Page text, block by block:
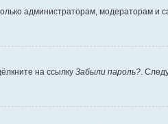
администраторам, модераторам и
на ссылку Забыли пароль? .